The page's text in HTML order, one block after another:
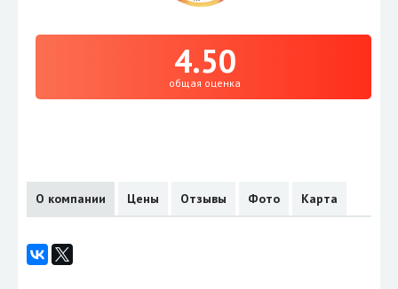
4.50
общая оценка
О компании Цены Отзывы Фото Карта